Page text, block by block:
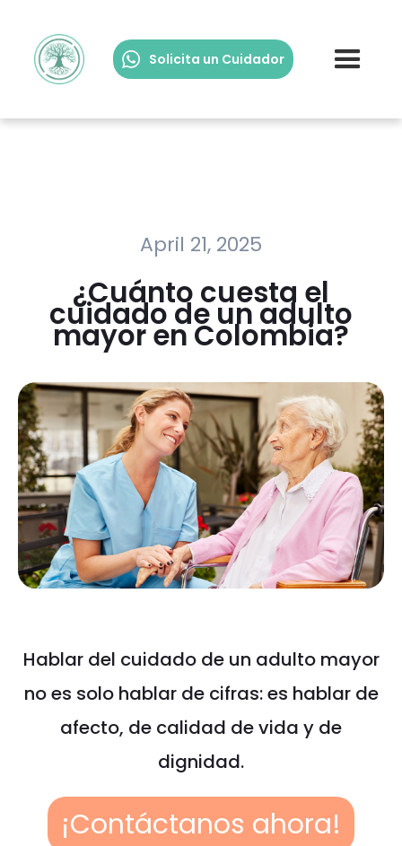
Solicita un Cuidador
April 21, 2025
¿Cuánto cuesta el
cuidado de un adulto
mayor en Colombia?
Hablar del cuidado de un adulto mayor
no es solo hablar de cifras: es hablar de
afecto, de calidad de vida y de
dignidad.
¡Contáctanos ahora!